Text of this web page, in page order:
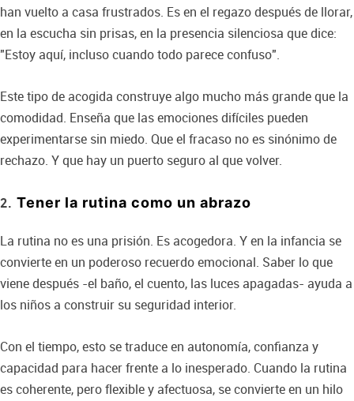
han vuelto a casa frustrados. Es en el regazo después de llorar,
en la escucha sin prisas, en la presencia silenciosa que dice:
"Estoy aquí, incluso cuando todo parece confuso".
Este tipo de acogida construye algo mucho más grande que la
comodidad. Enseña que las emociones difíciles pueden
experimentarse sin miedo. Que el fracaso no es sinónimo de
rechazo. Y que hay un puerto seguro al que volver.
Tener la rutina como un abrazo
La rutina no es una prisión. Es acogedora. Y en la infancia se
convierte en un poderoso recuerdo emocional. Saber lo que
viene después -el baño, el cuento, las luces apagadas- ayuda a
los niños a construir su seguridad interior.
Con el tiempo, esto se traduce en autonomía, confianza y
capacidad para hacer frente a lo inesperado. Cuando la rutina
es coherente, pero flexible y afectuosa, se convierte en un hilo